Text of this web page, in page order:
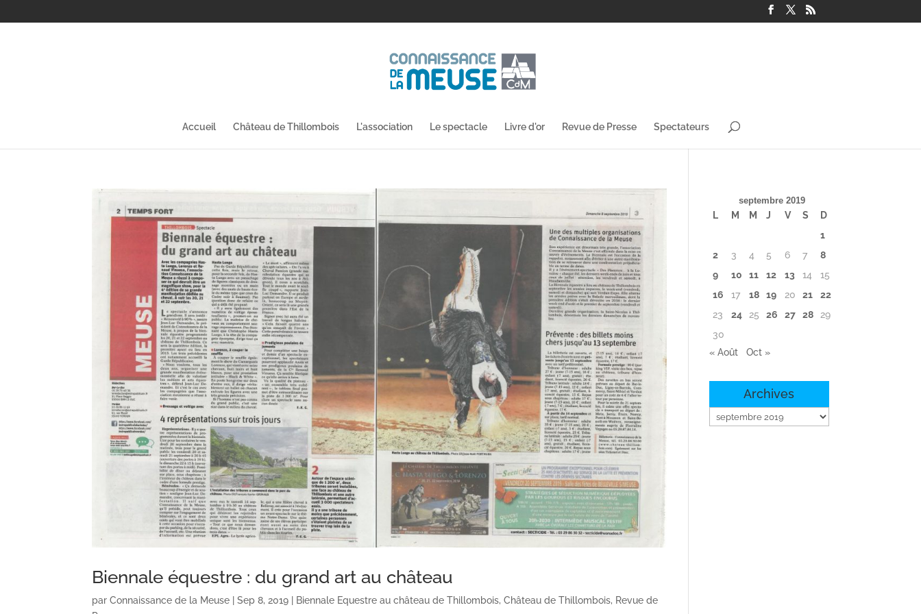
Accueil Château de Thillombois L'association Le spectacle Livre d'or Revue de Presse Spectateurs
Biennale équestre : du grand art au château
parConnaissance de la Meuse |Sep 8, 2019 Biennale Equestre au château de Thillombois,Château de Thillombois, Revue de
septembre 2019
L M M J V S
D
1
2
3 4 5 6 7
8
9
10 11 12 13 14
15
16
17 18 19 20 21
22
23
24 25 26 27 28
29
30
« Août
Oct »
Archives
Archives